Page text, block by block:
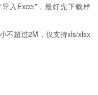
入Excel”，最好先下载样
不超过2M，仅支持xls/xlsx